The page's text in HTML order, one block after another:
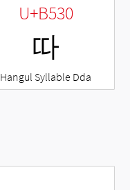
U+B530
따
Hangul Syllable Dda